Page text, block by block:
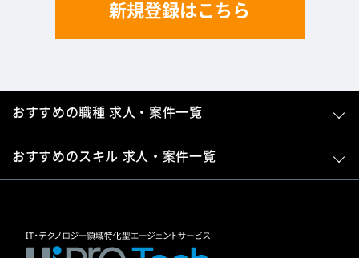
新規登録はこちら
おすすめの職種 求人・案件一覧
おすすめのスキル 求人・案件一覧